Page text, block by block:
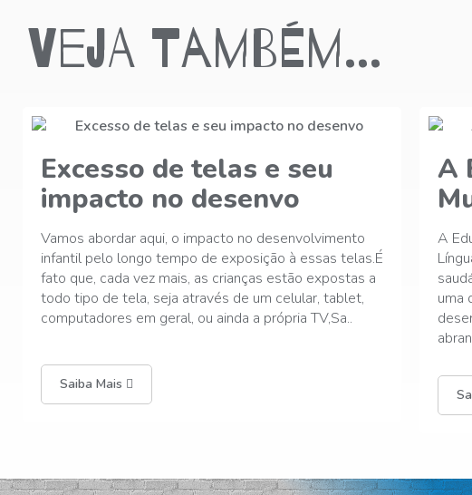
Veja também...
A Educação Infantil Vai
Muito Além de Uma
A Educação Infantil Vai Muito Além de Uma Segunda
LínguaFamília e Escola juntas formando indivíduos
saudáveis, criativos e confiantes.A educação infantil é
uma das etapas mais significativas do
desenvolvimento humano. É nesse período, que